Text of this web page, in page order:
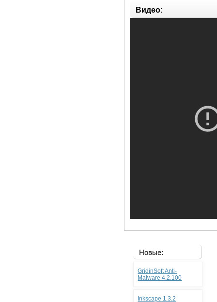
Видео:
Новые:
GridinSoft Anti-
Malware 4.2.100
Inkscape 1.3.2